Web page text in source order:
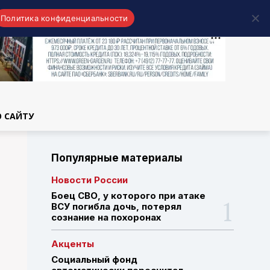
САЙТУ
Популярные материалы
Новости России
Боец СВО, у которого при атаке
ВСУ погибла дочь, потерял
сознание на похоронах
Акценты
Социальный фонд
Политика конфиденциальности